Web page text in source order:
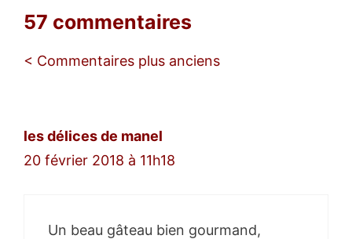
57 commentaires
Navigation
< Commentaires plus anciens
les délices de manel
20 février 2018 à 11h18
Un beau gâteau bien gourmand,